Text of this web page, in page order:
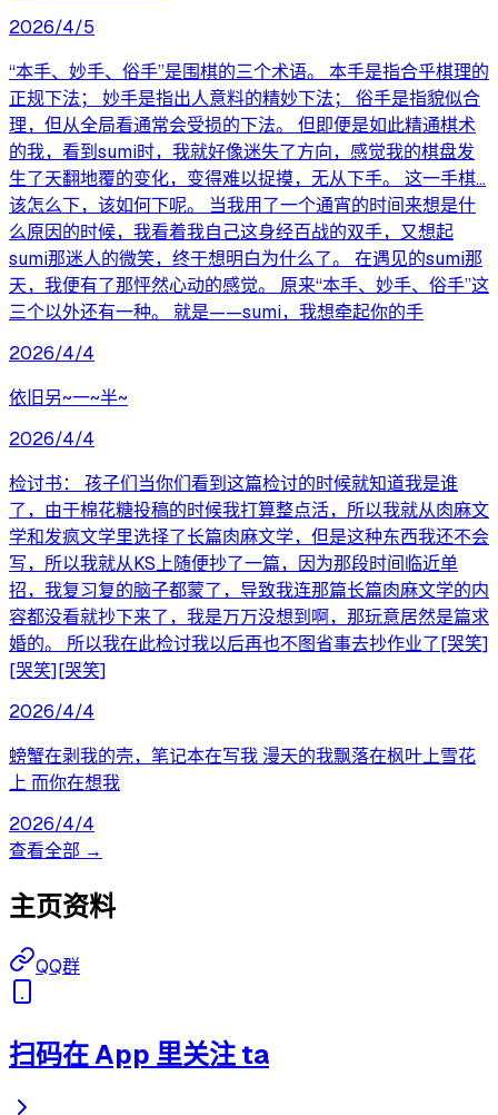
2026/4/5
“本手、妙手、俗手”是围棋的三个术语。 本手是指合乎棋理的
正规下法； 妙手是指出人意料的精妙下法； 俗手是指貌似合
理，但从全局看通常会受损的下法。 但即便是如此精通棋术
的我，看到sumi时，我就好像迷失了方向，感觉我的棋盘发
生了天翻地覆的变化，变得难以捉摸，无从下手。 这一手棋...
该怎么下，该如何下呢。 当我用了一个通宵的时间来想是什
么原因的时候，我看着我自己这身经百战的双手，又想起
sumi那迷人的微笑，终于想明白为什么了。 在遇见的sumi那
天，我便有了那怦然心动的感觉。 原来“本手、妙手、俗手”这
三个以外还有一种。 就是——sumi，我想牵起你的手
2026/4/4
依旧另~一~半~
2026/4/4
检讨书： 孩子们当你们看到这篇检讨的时候就知道我是谁
了，由于棉花糖投稿的时候我打算整点活，所以我就从肉麻文
学和发疯文学里选择了长篇肉麻文学，但是这种东西我还不会
写，所以我就从KS上随便抄了一篇，因为那段时间临近单
招，我复习复的脑子都蒙了，导致我连那篇长篇肉麻文学的内
容都没看就抄下来了，我是万万没想到啊，那玩意居然是篇求
婚的。 所以我在此检讨我以后再也不图省事去抄作业了[哭笑]
[哭笑][哭笑]
2026/4/4
螃蟹在剥我的壳，笔记本在写我 漫天的我飘落在枫叶上雪花
上 而你在想我
2026/4/4
查看全部 →
主页资料
QQ群
扫码在 App 里关注 ta